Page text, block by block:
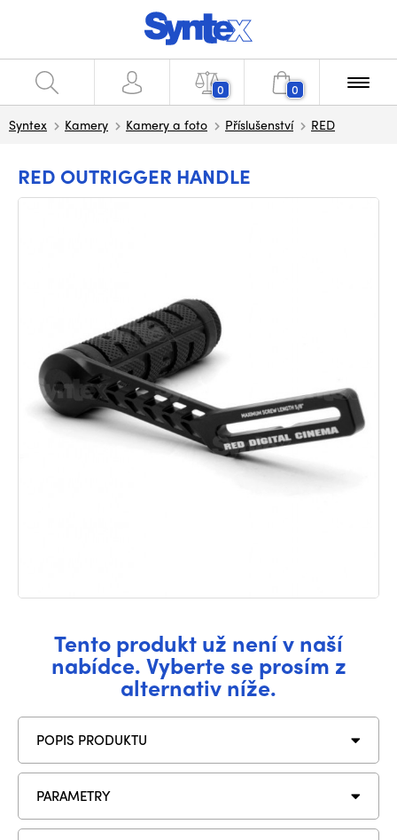
0 0
Syntex Kamery Kamery a foto Příslušenství RED
RED OUTRIGGER HANDLE
Tento produkt už není v naší
nabídce. Vyberte se prosím z
alternativ níže.
POPIS PRODUKTU
PARAMETRY